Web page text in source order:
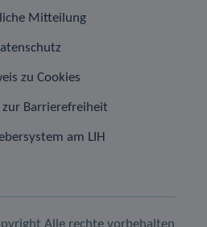
Mitteilung
zu Cookies
zur Barrierefreiheit
am LIH
Alle rechte vorbehalten